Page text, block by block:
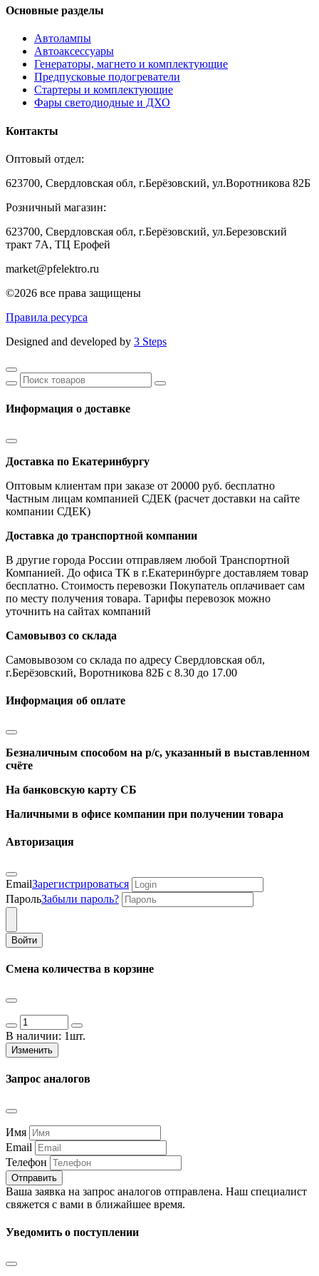
Основные разделы
Автолампы
Автоаксессуары
Генераторы, магнето и комплектующие
Предпусковые подогреватели
Стартеры и комплектующие
Фары светодиодные и ДХО
Контакты
Оптовый отдел:
623700, Свердловская обл, г.Берёзовский, ул.Воротникова 82Б
Розничный магазин:
623700, Свердловская обл, г.Берёзовский, ул.Березовский
тракт 7А, ТЦ Ерофей
market@pfelektro.ru
©2026 все права защищены
Правила ресурса
Designed and developed by 3 Steps
Информация о доставке
Доставка по Екатеринбургу
Оптовым клиентам при заказе от 20000 руб. бесплатно
Частным лицам компанией СДЕК (расчет доставки на сайте
компании СДЕК)
Доставка до транспортной компании
В другие города России отправляем любой Транспортной
Компанией. До офиса ТК в г.Екатеринбурге доставляем товар
бесплатно. Стоимость перевозки Покупатель оплачивает сам
по месту получения товара. Тарифы перевозок можно
уточнить на сайтах компаний
Самовывоз со склада
Самовывозом со склада по адресу Свердловская обл,
г.Берёзовский, Воротникова 82Б с 8.30 до 17.00
Информация об оплате
Безналичным способом на р/с, указанный в выставленном
счёте
На банковскую карту СБ
Наличными в офисе компании при получении товара
Авторизация
EmailЗарегистрироваться
ПарольЗабыли пароль?
Войти
Смена количества в корзине
В наличии: 1шт.
Изменить
Запрос аналогов
Имя
Email
Телефон
Отправить
Ваша заявка на запрос аналогов отправлена. Наш специалист
свяжется с вами в ближайшее время.
Уведомить о поступлении